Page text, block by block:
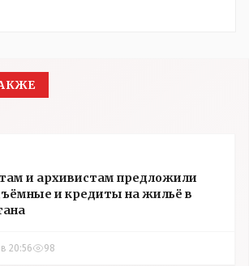
и архивистам предложили
и кредиты на жильё в
20:56 98